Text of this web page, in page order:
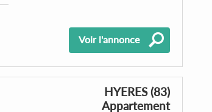
Voir l'annonce
HYERES (83)
Appartement